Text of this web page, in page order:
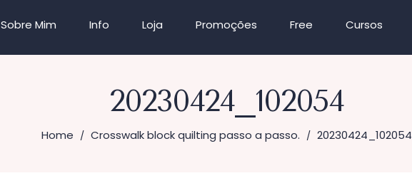
Sobre Mim Info Loja Promoções Free Cursos
20230424_102054
Home / Crosswalk block quilting passo a passo. / 20230424_102054